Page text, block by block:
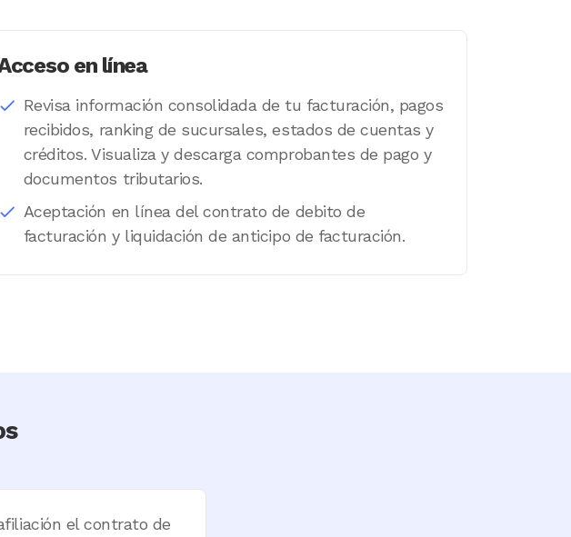
en línea
Revisa información consolidada de tu facturación, pagos
recibidos, ranking de sucursales, estados de cuentas y
créditos. Visualiza y descarga comprobantes de pago y
documentos tributarios.
Aceptación en línea del contrato de debito de
facturación y liquidación de anticipo de facturación.
el contrato de